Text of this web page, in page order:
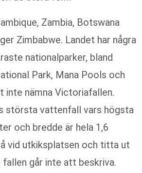
Zambia, Botswana
Zimbabwe. Landet har några
nationalparker, bland
Park, Mana Pools och
inte nämna Victoriafallen.
största vattenfall vars högsta
och bredde är hela 1,6
vid utkiksplatsen och titta ut
fallen går inte att beskriva.